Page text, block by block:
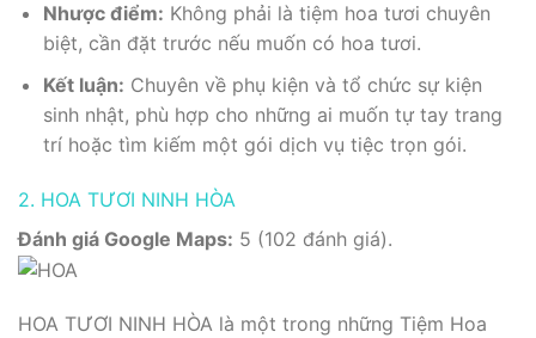
Nhược điểm: Không phải là tiệm hoa tươi chuyên
biệt, cần đặt trước nếu muốn có hoa tươi.
Kết luận: Chuyên về phụ kiện và tổ chức sự kiện
sinh nhật, phù hợp cho những ai muốn tự tay trang
trí hoặc tìm kiếm một gói dịch vụ tiệc trọn gói.
2. HOA TƯƠI NINH HÒA
Đánh giá Google Maps: 5 (102 đánh giá).
HOA TƯƠI NINH HÒA là một trong những Tiệm Hoa